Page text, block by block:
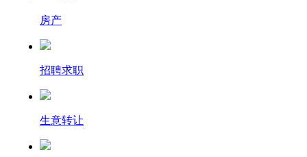
房产
招聘求职
生意转让